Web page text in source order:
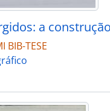
BIB-TESE